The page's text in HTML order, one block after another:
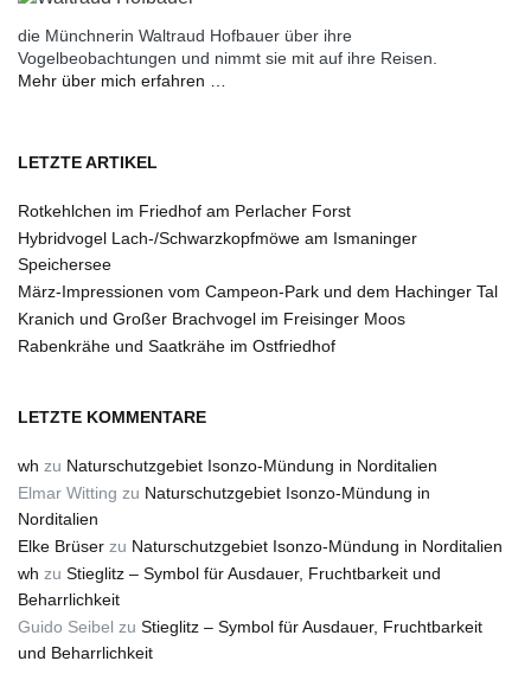
die Münchnerin Waltraud Hofbauer über ihre
Vogelbeobachtungen und nimmt sie mit auf ihre Reisen.
Mehr über mich erfahren …
LETZTE ARTIKEL
Rotkehlchen im Friedhof am Perlacher Forst
Hybridvogel Lach-/Schwarzkopfmöwe am Ismaninger
Speichersee
März-Impressionen vom Campeon-Park und dem Hachinger Tal
Kranich und Großer Brachvogel im Freisinger Moos
Rabenkrähe und Saatkrähe im Ostfriedhof
LETZTE KOMMENTARE
wh zu Naturschutzgebiet Isonzo-Mündung in Norditalien
Elmar Witting zu Naturschutzgebiet Isonzo-Mündung in
Norditalien
Elke Brüser zu Naturschutzgebiet Isonzo-Mündung in Norditalien
wh zu Stieglitz – Symbol für Ausdauer, Fruchtbarkeit und
Beharrlichkeit
Guido Seibel zu Stieglitz – Symbol für Ausdauer, Fruchtbarkeit
und Beharrlichkeit